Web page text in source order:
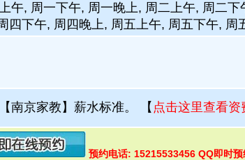
午, 周一下午, 周一晚上, 周二上午, 周二
四下午, 周四晚上, 周五上午, 周五下午,
南京家教】薪水标准。 【 点击这里查看资
预约电话: 15215533456 QQ即时预